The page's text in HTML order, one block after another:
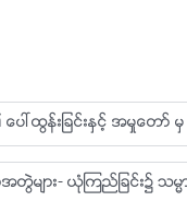
ြန္းျခင္းႏွင့္ အမႈေတာ္ မွ
မ်ား- ယုံၾကည္ျခင္း၌ သမၼာတ